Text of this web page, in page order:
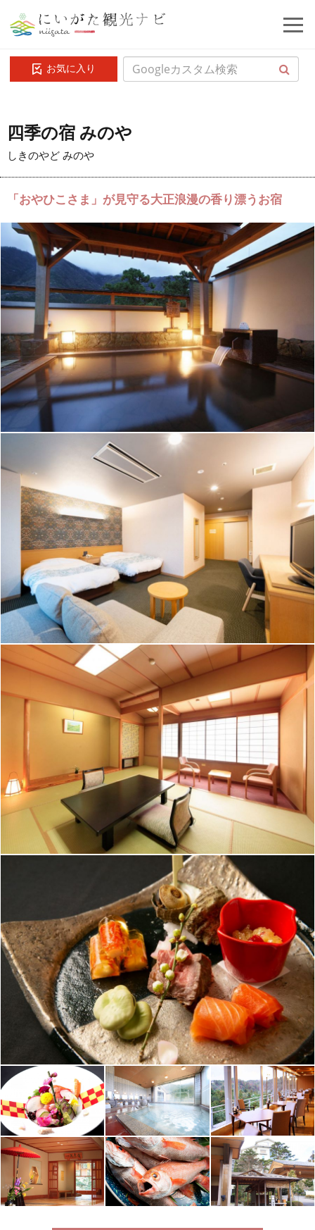
お気に入り
四季の宿 みのや
しきのやど みのや
「おやひこさま」が見守る大正浪漫の香り漂うお宿